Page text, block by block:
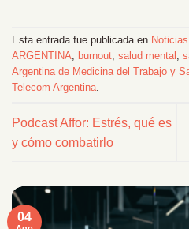
Esta entrada fue publicada en Noticias
ARGENTINA, burnout, salud mental ,
Argentina de Medicina del Trabajo y
Telecom Argentina.
Podcast Affor: Estrés, qué es
y cómo combatirlo
04